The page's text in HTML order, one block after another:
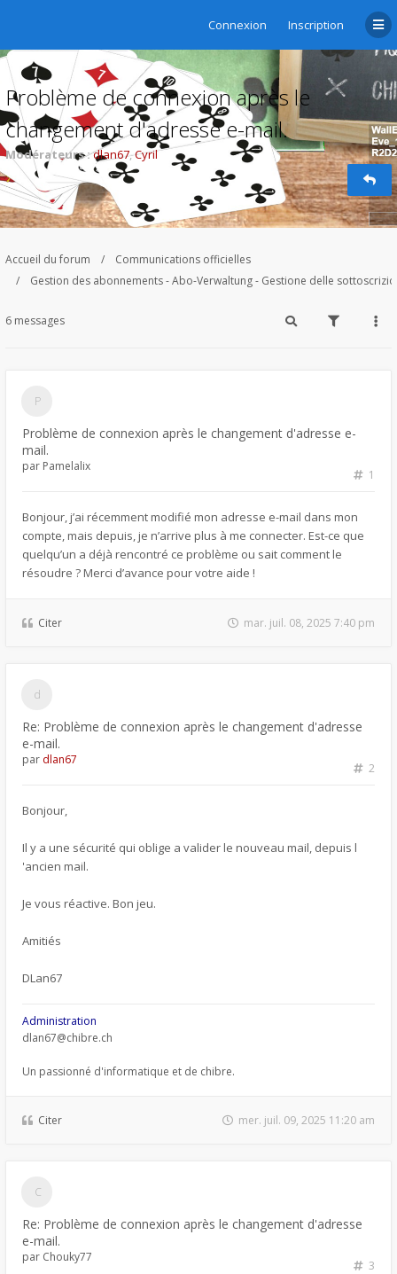
Connexion Inscription
Problème de connexion après le
changement d'adresse e-mail.
Modérateurs :dlan67,Cyril
Accueil du forum
Communications officielles
Gestion des abonnements - Abo-Verwaltung - Gestione delle
6 messages
Problème de connexion après le changement d'adresse e-
mail.
1
par Pamelalix
Bonjour, j’ai récemment modifié mon adresse e-mail dans mon
compte, mais depuis, je n’arrive plus à me connecter. Est-ce que
quelqu’un a déjà rencontré ce problème ou sait comment le
résoudre ? Merci d’avance pour votre aide !
Citer mar. juil. 08, 2025 7:40 pm
Re: Problème de connexion après le changement d'adresse
e-mail.
2
par dlan67
Bonjour,
Il y a une sécurité qui oblige a valider le nouveau mail, depuis l
'ancien mail.
Je vous réactive. Bon jeu.
Amitiés
DLan67
Administration
dlan67@chibre.ch
Un passionné d'informatique et de chibre.
Citer mer. juil. 09, 2025 11:20 am
Re: Problème de connexion après le changement d'adresse
e-mail.
3
par Chouky77